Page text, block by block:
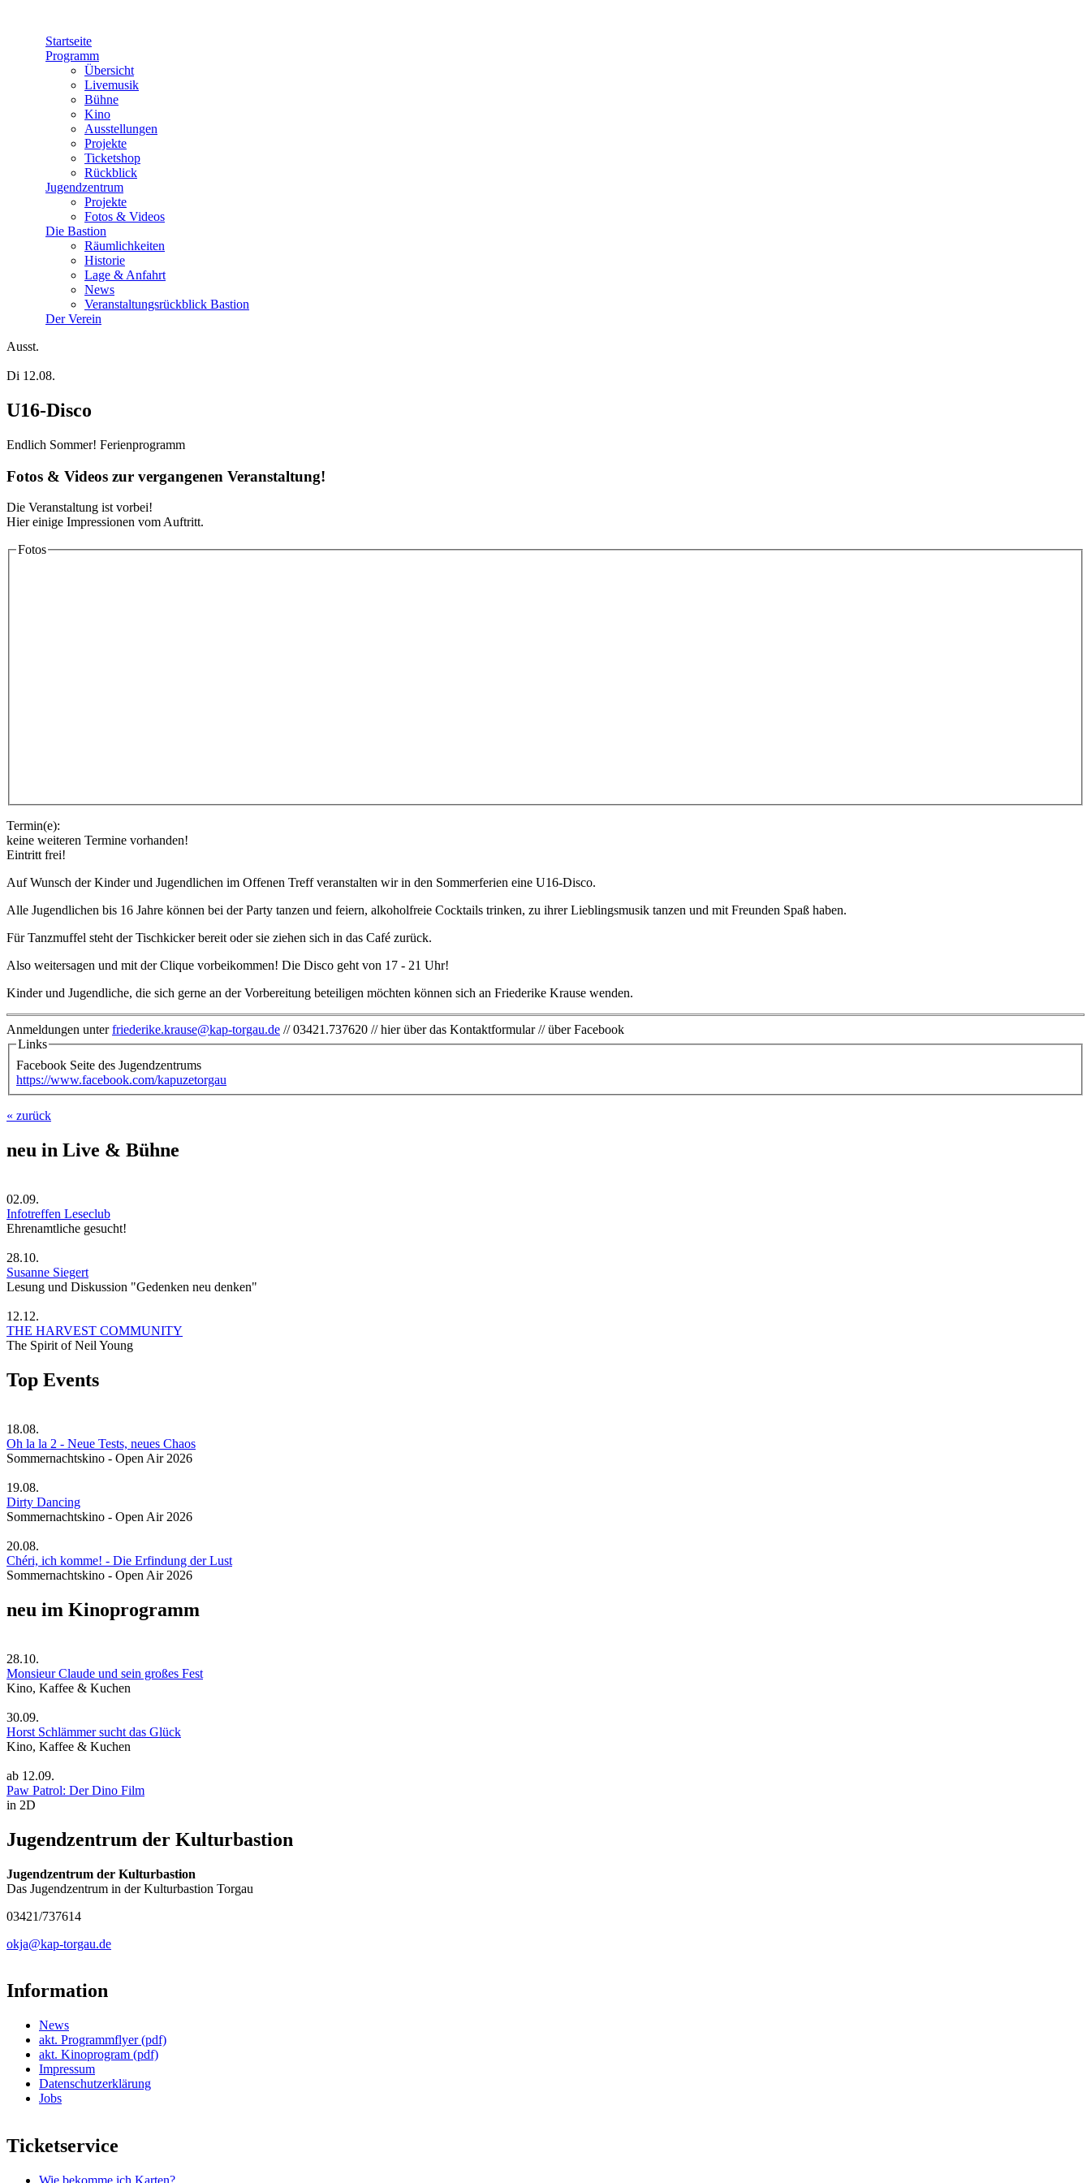
Startseite
Programm
Übersicht
Livemusik
Bühne
Kino
Ausstellungen
Projekte
Ticketshop
Rückblick
Jugendzentrum
Projekte
Fotos & Videos
Die Bastion
Räumlichkeiten
Historie
Lage & Anfahrt
News
Veranstaltungsrückblick Bastion
Der Verein
Ausst.
Di 12.08.
U16-Disco
Endlich Sommer! Ferienprogramm
Fotos & Videos zur vergangenen Veranstaltung!
Die Veranstaltung ist vorbei!
Hier einige Impressionen vom Auftritt.
Fotos
Termin(e):
keine weiteren Termine vorhanden!
Eintritt frei!
Auf Wunsch der Kinder und Jugendlichen im Offenen Treff veranstalten wir in den Sommerferien eine U16-Disco.
Alle Jugendlichen bis 16 Jahre können bei der Party tanzen und feiern, alkoholfreie Cocktails trinken, zu ihrer Lieblingsmusik tanzen und mit Freunden Spaß haben.
Für Tanzmuffel steht der Tischkicker bereit oder sie ziehen sich in das Café zurück.
Also weitersagen und mit der Clique vorbeikommen! Die Disco geht von 17 - 21 Uhr!
Kinder und Jugendliche, die sich gerne an der Vorbereitung beteiligen möchten können sich an Friederike Krause wenden.
Anmeldungen unterfriederike.krause@kap-torgau.de // 03421.737620 // hier über das Kontaktformular // über Facebook
Fotos & Videos
Links
Facebook Seite des Jugendzentrums
https://www.facebook.com/kapuzetorgau
« zurück
neu in Live & Bühne
02.09.
Infotreffen Leseclub
Ehrenamtliche gesucht!
28.10.
Susanne Siegert
Lesung und Diskussion "Gedenken neu denken"
12.12.
THE HARVEST COMMUNITY
The Spirit of Neil Young
Top Events
18.08.
Oh la la 2 - Neue Tests, neues Chaos
Sommernachtskino - Open Air 2026
19.08.
Dirty Dancing
Sommernachtskino - Open Air 2026
20.08.
Chéri, ich komme! - Die Erfindung der Lust
Sommernachtskino - Open Air 2026
neu im Kinoprogramm
28.10.
Monsieur Claude und sein großes Fest
Kino, Kaffee & Kuchen
30.09.
Horst Schlämmer sucht das Glück
Kino, Kaffee & Kuchen
ab 12.09.
Paw Patrol: Der Dino Film
in 2D
Jugendzentrum der Kulturbastion
Jugendzentrum der Kulturbastion
Das Jugendzentrum in der Kulturbastion Torgau
03421/737614
okja@kap-torgau.de
Information
News
akt. Programmflyer (pdf)
akt. Kinoprogram (pdf)
Impressum
Datenschutzerklärung
Jobs
Ticketservice